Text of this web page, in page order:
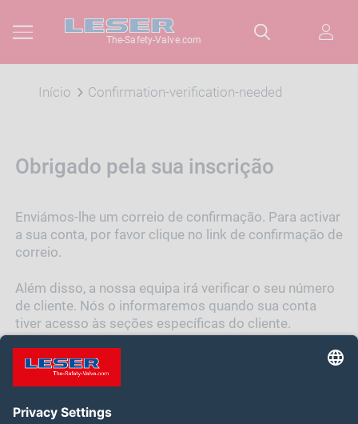
The-Safety-Valve.com
Início Confirmation-verification-needed
Obrigado pela sua inscrição
Enviámos-lhe um correio de confirmação. Para activar
a sua conta, por favor clique no link de confirmação de
correio.
Além disso, a nossa equipa irá verificar o seu número
de cliente. Nós o informaremos quando sua conta
tiver acesso às seções específicas do cliente.